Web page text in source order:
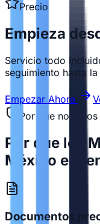
Precio
Empieza
Servicio todo
seguimiento hasta
Empezar Ahora
Por que nosotros
Por que los
México
Documentos